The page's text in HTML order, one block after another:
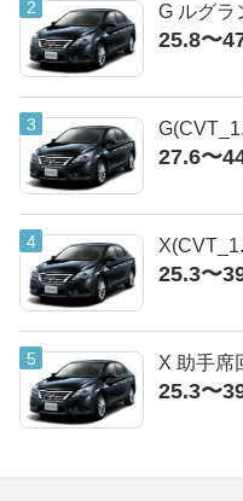
G ルグラ
25.8〜
27.6〜
25.3〜
X 助手席
25.3〜